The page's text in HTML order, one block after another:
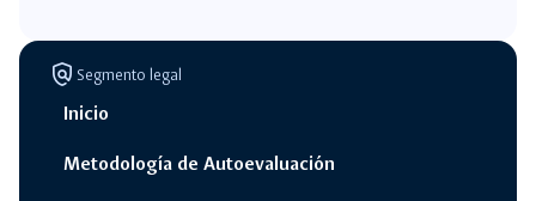
policy Segmento legal
Inicio
Metodología de Autoevaluación